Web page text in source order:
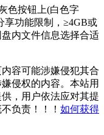
色按钮上(白色字
享功能限制，≥4GB或
内文件信息选择合适
容可能涉嫌侵犯其合
侵权的内容。本站用
，用户依法应对其提
负责！！！ 如何获得